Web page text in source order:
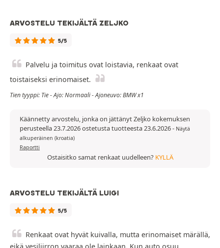
ARVOSTELU TEKIJÄLTÄ ZELJKO
5/5
Palvelu ja toimitus ovat loistavia, renkaat ovat
toistaiseksi erinomaiset.
Tien tyyppi: Tie - Ajo: Normaali - Ajoneuvo: BMW x1
Käännetty arvostelu, jonka on jättänyt Zeljko kokemuksen
perusteella 23.7.2026 ostetusta tuotteesta 23.6.2026- Näytä
alkuperäinen (kroatia)
Raportti
Ostaisitko samat renkaat uudelleen? KYLLÄ
ARVOSTELU TEKIJÄLTÄ LUIGI
5/5
Renkaat ovat hyvät kuivalla, mutta erinomaiset märällä,